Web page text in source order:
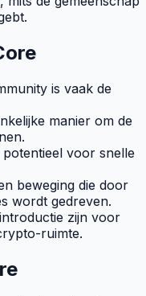
is vaak de
manier om de
voor snelle
beweging die door
wordt gedreven.
zijn voor
-ruimte.